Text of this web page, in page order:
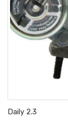
Daily 2.3